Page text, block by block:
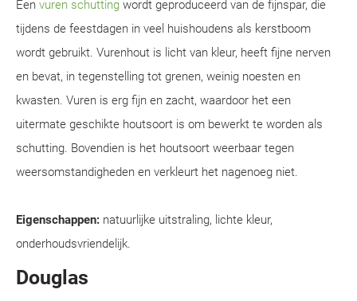
Een vuren schutting wordt geproduceerd van de fijnspar, die
tijdens de feestdagen in veel huishoudens als kerstboom
wordt gebruikt. Vurenhout is licht van kleur, heeft fijne nerven
en bevat, in tegenstelling tot grenen, weinig noesten en
kwasten. Vuren is erg fijn en zacht, waardoor het een
uitermate geschikte houtsoort is om bewerkt te worden als
schutting. Bovendien is het houtsoort weerbaar tegen
weersomstandigheden en verkleurt het nagenoeg niet.
Eigenschappen: natuurlijke uitstraling, lichte kleur,
onderhoudsvriendelijk.
Douglas